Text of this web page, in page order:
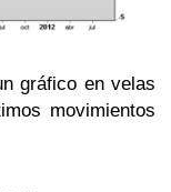
gráfico en velas
movimientos